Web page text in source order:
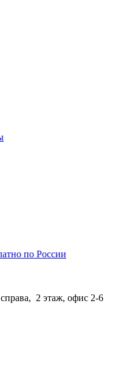
по России
2 этаж, офис 2-6